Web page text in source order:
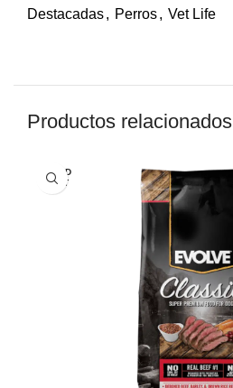
Destacadas, Perros, Vet Life
Productos relacionados
SOLD
OUT